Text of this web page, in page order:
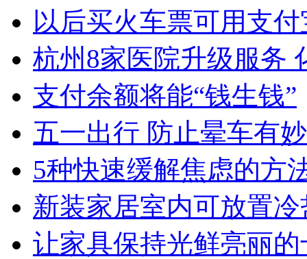
以后买火车票可用支
杭州8家医院升级服务
支付余额将能“钱生钱”
五一出行 防止晕车有
5种快速缓解焦虑的方
新装家居室内可放置
让家具保持光鲜亮丽